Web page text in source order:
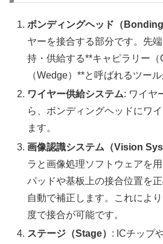
ボンディングヘッド（Bonding
ヤーを接合する部分です。先
持・供給する**キャピラリー
（Wedge）**と呼ばれるツー
ワイヤー供給システム: ワイヤ
ら、ボンディングヘッドにワ
ます。
画像認識システム（Vision
ラと画像処理ソフトウェアを
パッドや基板上の接合位置を
自動で補正します。これによ
度で接合が可能です。
ステージ（Stage） : ICチップ